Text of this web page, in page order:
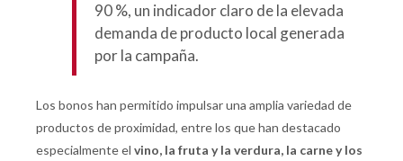
90 %, un indicador claro de la elevada
demanda de producto local generada
por la campaña.
Los bonos han permitido impulsar una amplia variedad de
productos de proximidad, entre los que han destacado
especialmente el vino, la fruta y la verdura, la carne y los